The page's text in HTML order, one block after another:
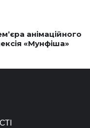
анімаційного
«Мунфіша»